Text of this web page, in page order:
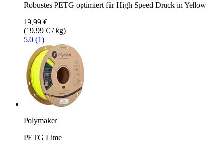
Robustes PETG optimiert für High Speed Druck in Yellow
19,99 €
(19,99 € / kg)
5.0 (1)
Polymaker
PETG Lime